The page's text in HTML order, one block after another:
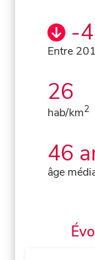
-
Entre
26
hab/km2
46
âge